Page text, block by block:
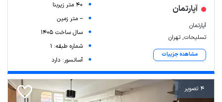
آپارتمان
آپارتمان
تسلیحات, تهران
مشاهده جزییات
40 متر زیربنا
-- متر زمین
سال ساخت 1405
شماره طبقه: 1
آسانسور: دارد
4 تصویر